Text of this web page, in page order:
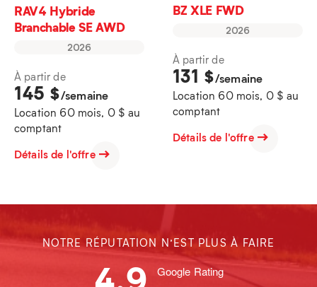
RAV4 Hybride
Branchable SE AWD
2026
À partir de
145 $/semaine
Location 60 mois, 0 $ au
comptant
Détails de l'offre
BZ XLE FWD
2026
À partir de
131 $/semaine
Location 60 mois, 0 $ au
comptant
Détails de l'offre
NOTRE RÉPUTATION N’EST PLUS À FAIRE
Google Rating
4.9